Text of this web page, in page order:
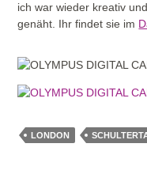
ich war wieder kreativ
genäht. Ihr findet sie im
LONDON